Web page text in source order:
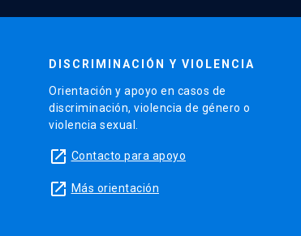
DISCRIMINACIÓN Y VIOLENCIA
Orientación y apoyo en casos de
discriminación, violencia de género o
violencia sexual.
launch Contacto para apoyo
launch Más orientación